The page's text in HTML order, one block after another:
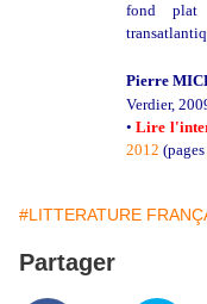
fond plat
Pierre
Verdier,
•Lire
2012
#LITTERATURE
Partager